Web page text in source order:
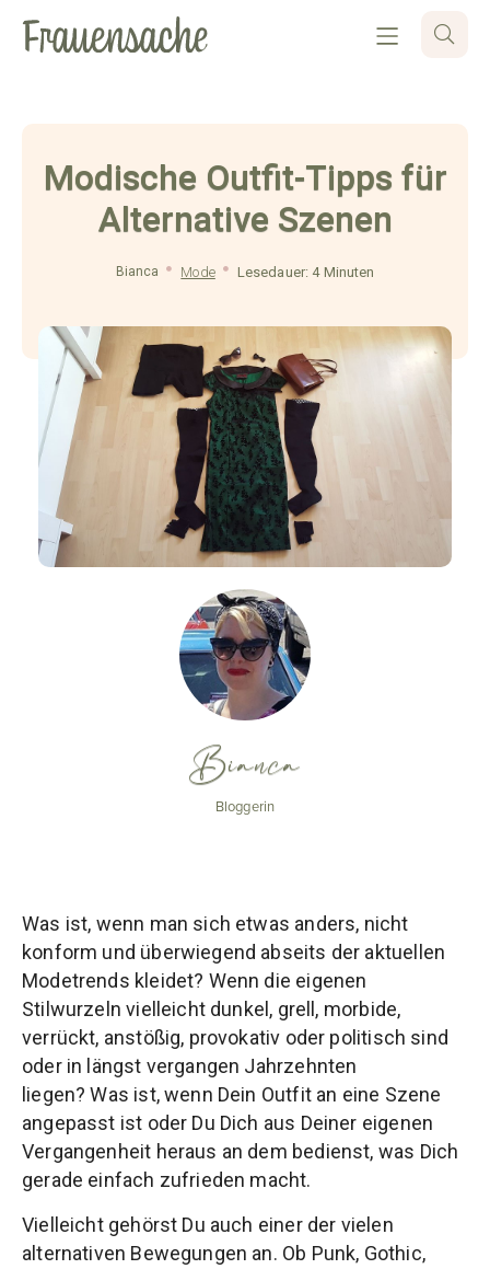
Modische Outfit-Tipps für
Alternative Szenen
Bianca Mode Lesedauer: 4 Minuten
Bianca
Bloggerin
Was ist, wenn man sich etwas anders, nicht
konform und überwiegend abseits der aktuellen
Modetrends kleidet? Wenn die eigenen
Stilwurzeln vielleicht dunkel, grell, morbide,
verrückt, anstößig, provokativ oder politisch sind
oder in längst vergangen Jahrzehnten
liegen? Was ist, wenn Dein Outfit an eine Szene
angepasst ist oder Du Dich aus Deiner eigenen
Vergangenheit heraus an dem bedienst, was Dich
gerade einfach zufrieden macht.
Vielleicht gehörst Du auch einer der vielen
alternativen Bewegungen an. Ob Punk, Gothic,